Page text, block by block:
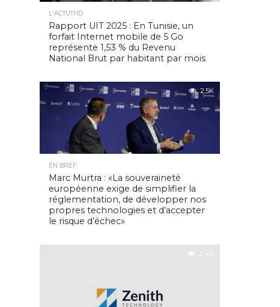
L'ACTUTHD
Rapport UIT 2025 : En Tunisie, un
forfait Internet mobile de 5 Go
représente 1,53 % du Revenu
National Brut par habitant par mois
2.5K
EN BREF
Marc Murtra : «La souveraineté
européenne exige de simplifier la
réglementation, de développer nos
propres technologies et d’accepter
le risque d’échec»
2.4K